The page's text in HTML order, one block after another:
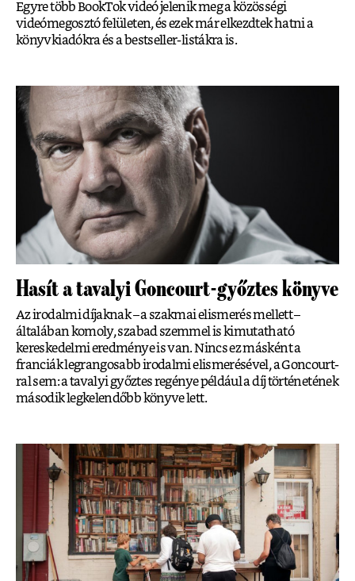
Egyre több BookTok videó jelenik meg a közösségi
videómegosztó felületen, és ezek már elkezdtek hatni a
könyvkiadókra és a bestseller-listákra is.
Hasít a tavalyi Goncourt-győztes könyve
Az irodalmi díjaknak – a szakmai elismerés mellett –
általában komoly, szabad szemmel is kimutatható
kereskedelmi eredménye is van. Nincs ez másként a
franciák legrangosabb irodalmi elismerésével, a Goncourt-
ral sem: a tavalyi győztes regénye például a díj történetének
második legkelendőbb könyve lett.